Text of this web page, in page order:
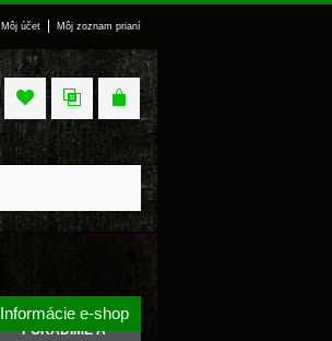
Môj účet Môj zoznam prianí
Informácie e-shop
PORADÍME A